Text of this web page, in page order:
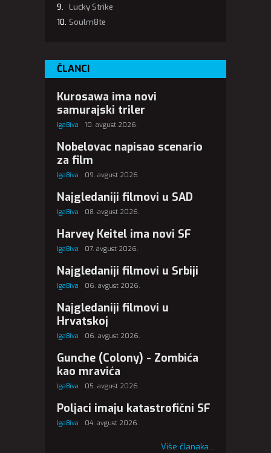
Lucky Strike
Soulm8te
ČLANCI
Kurosawa ima novi
samurajski triler
IgaBiva 10. avgust 2026.
Nobelovac napisao scenario
za film
IgaBiva 09. avgust 2026.
Najgledaniji filmovi u SAD
IgaBiva 08. avgust 2026.
Harvey Keitel ima novi SF
IgaBiva 07. avgust 2026.
Najgledaniji filmovi u Srbiji
IgaBiva 06. avgust 2026.
Najgledaniji filmovi u
Hrvatskoj
IgaBiva 06. avgust 2026.
Gunche (Colony) - Zombića
kao mravića
IgaBiva 05. avgust 2026.
Poljaci imaju katastrofični SF
IgaBiva 04. avgust 2026.
Više članaka...